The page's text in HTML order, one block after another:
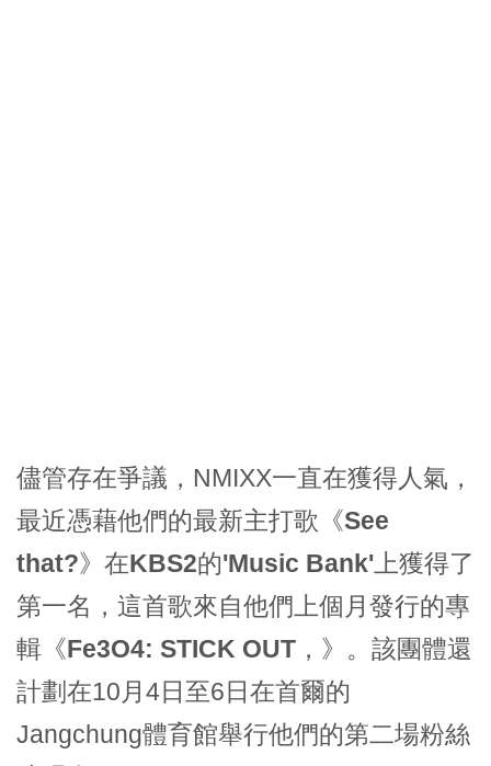
儘管存在爭議，NMIXX一直在獲得人氣，
最近憑藉他們的最新主打歌《See
that?》在KBS2的'Music Bank'上獲得了
第一名，這首歌來自他們上個月發行的專
輯《Fe3O4: STICK OUT， 》。該團體還
計劃在10月4日至6日在首爾的
Jangchung體育館舉行他們的第二場粉絲